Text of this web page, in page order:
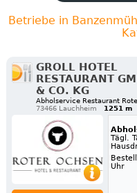
Betriebe in
GROLL HOTEL
RESTAURANT
& CO. KG
Abholservice Restaurant
73466 Lauchheim
1251 m
Tägl.
Uhr